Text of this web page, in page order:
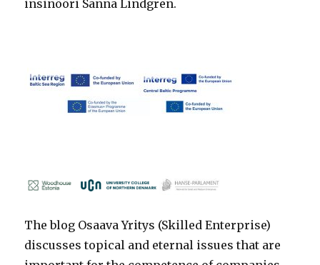
insinööri Sanna Lindgren.
The blog Osaava Yritys (Skilled Enterprise)
discusses topical and eternal issues that are